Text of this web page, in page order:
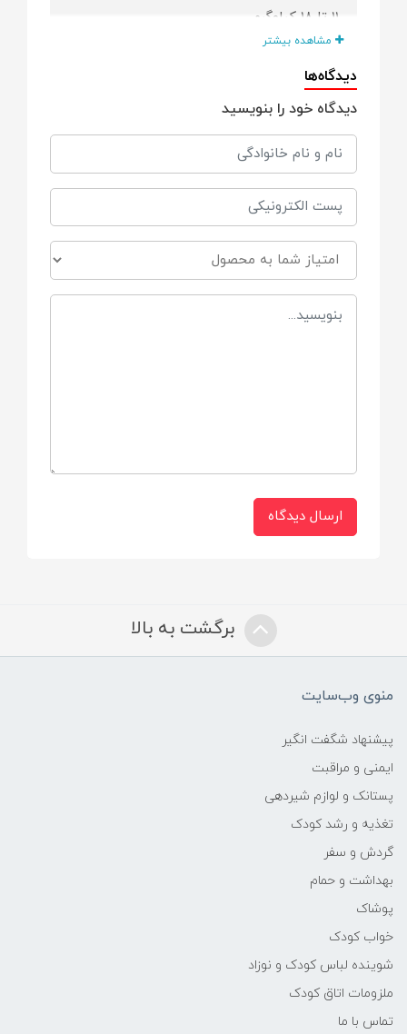
11 تا 18 کیلوگرم
نحوه بسته شدن پوشک
چسبی
حاوی
عصاره آلوئه ورا و بابونه , روغن زیتون و
ویتامین E
فاقد
فاقد BPA، عطر و پارابن
مشاهده بیشتر
دیدگاه‌ها
دیدگاه خود را بنویسید
ارسال دیدگاه
برگشت به بالا
منوی وب‌سایت
پیشنهاد شگفت انگیر
ایمنی و مراقبت
پستانک و لوازم شیردهی
تغذیه و رشد کودک
گردش و سفر
بهداشت و حمام
پوشاک
خواب کودک
شوینده لباس کودک و نوزاد
ملزومات اتاق کودک
تماس با ما